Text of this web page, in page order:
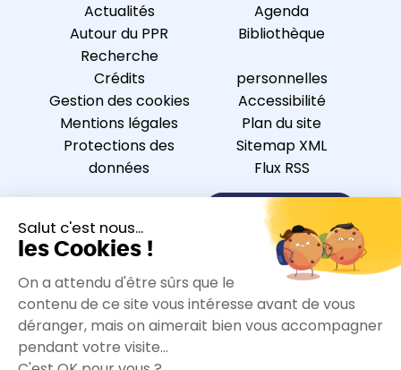
Actualités
Autour du PPR
Recherche
Agenda
Bibliothèque
Crédits
Gestion des cookies
Mentions légales
Protections des
données
personnelles
Accessibilité
Plan du site
Sitemap XML
Flux RSS
Nous contacter
S’inscrire à la newsletter
Nous suivre sur